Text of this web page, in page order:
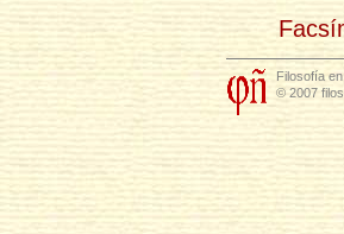
Filosofía
© 2007